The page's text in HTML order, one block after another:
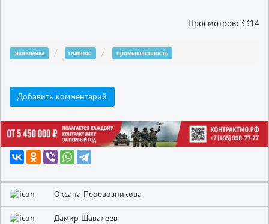
Просмотров: 3314
экономика главное промышленность
Добавить комментарий
Оксана Перевозникова
Дамир Шавалеев